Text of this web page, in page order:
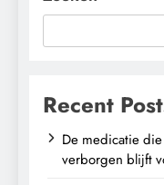
Recent
De medicatie
verborgen blijft